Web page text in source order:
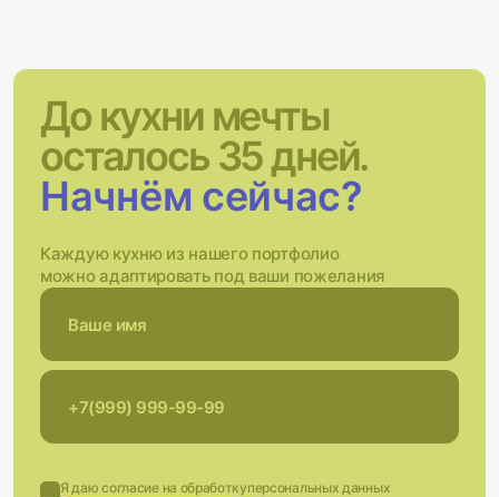
До кухни мечты
осталось 35 дней.
Начнём сейчас?
Каждую кухню из нашего портфолио
можно адаптировать под ваши пожелания
Я даю согласие на обработкуперсональных данных